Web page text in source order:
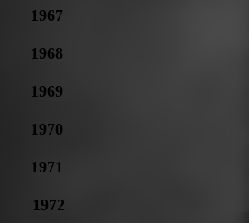
1967
1968
1969
1970
1971
1972